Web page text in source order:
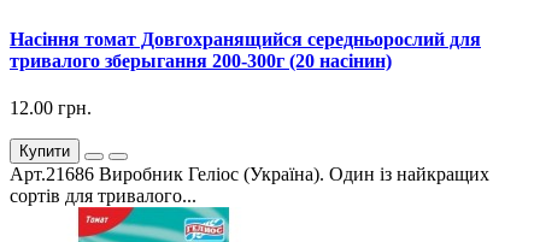
Насіння томат Довгохранящийся середньорослий для
тривалого зберыгання 200-300г (20 насінин)
12.00 грн.
Купити
Арт.21686 Виробник Геліос (Україна). Один із найкращих
сортів для тривалого...